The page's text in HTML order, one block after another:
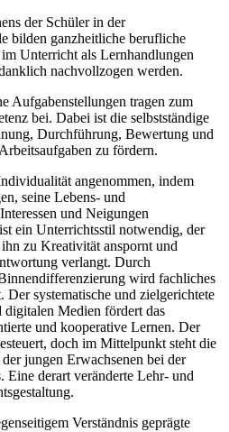
der Schüler in der
bilden ganzheitliche berufliche
Unterricht als Lernhandlungen
nachvollzogen werden.
Aufgabenstellungen tragen zum
bei. Dabei ist die selbstständige
Durchführung, Bewertung und
zu fördern.
angenommen, indem
seine Lebens- und
und Neigungen
ein Unterrichtsstil notwendig, der
zu Kreativität anspornt und
verlangt. Durch
wird fachliches
Der systematische und zielgerichtete
Medien fördert das
und kooperative Lernen. Der
doch im Mittelpunkt steht die
jungen Erwachsenen bei der
Eine derart veränderte Lehr- und
Verständnis geprägte